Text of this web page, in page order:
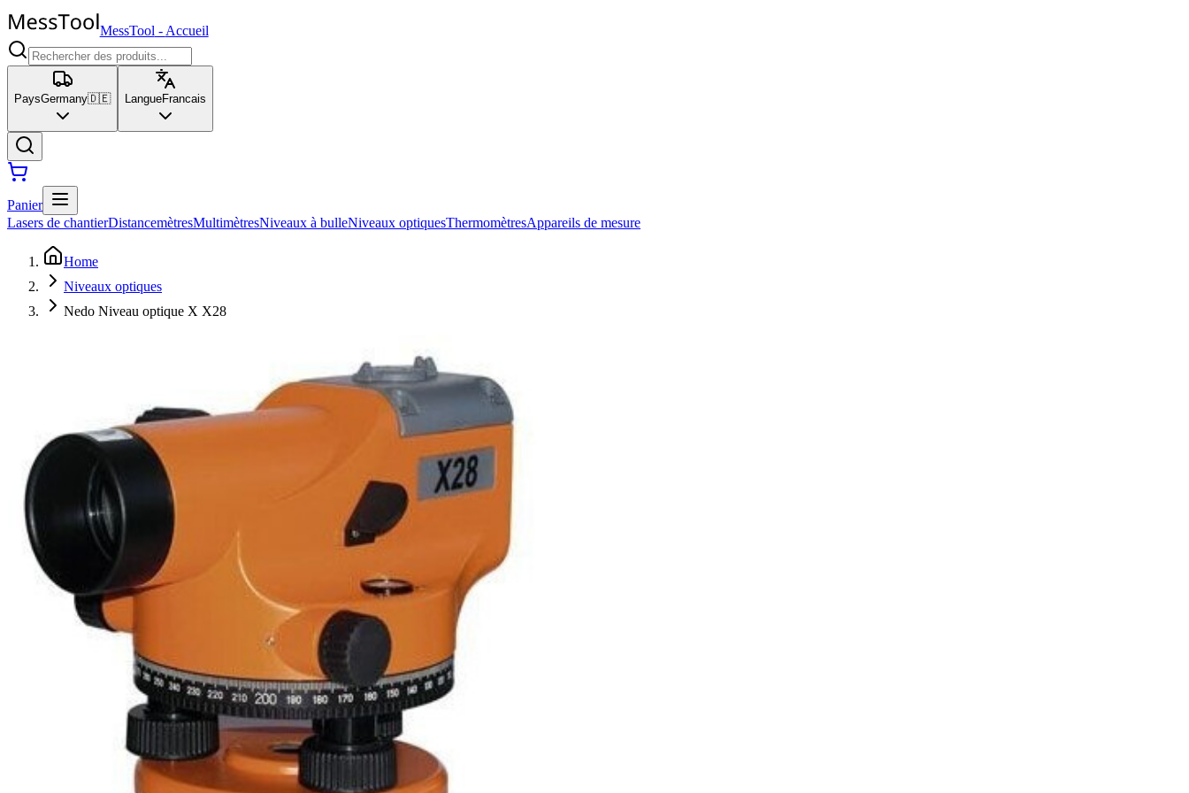
MessTool - Accueil
PaysGermany🇩🇪 LangueFrancais
Panier
Lasers de chantierDistancemètresMultimètresNiveaux à bulleNiveaux optiquesThermomètresAppareils de mesure
Home
Niveaux optiques
Nedo Niveau optique X X28